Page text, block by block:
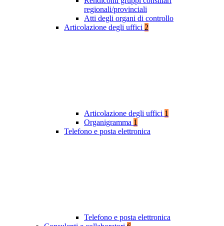
regionali/provinciali
Atti degli organi di controllo
Articolazione degli uffici 2
Articolazione degli uffici 1
Organigramma 1
Telefono e posta elettronica
Telefono e posta elettronica